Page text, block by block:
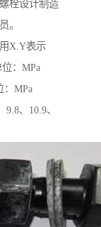
栓设计制造
。
X.Y表示
：MPa
：MPa
、10.9、